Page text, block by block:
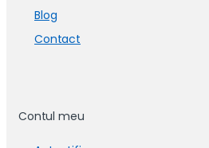
Blog
Contact
Contul meu